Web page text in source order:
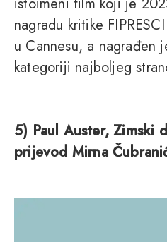
nagradu kritike
u Cannesu, a nagrađen
kategoriji najboljeg
5) Paul Auster, Zimski
prijevod Mirna